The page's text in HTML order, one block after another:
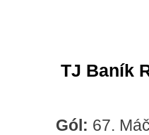
TJ Baník
Gól: 67.